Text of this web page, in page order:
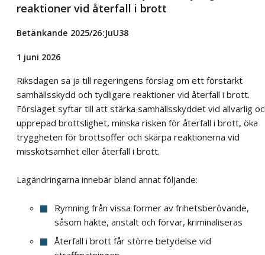
reaktioner vid återfall i brott
Betänkande 2025/26:JuU38
1 juni 2026
Riksdagen sa ja till regeringens förslag om ett förstärkt
samhällsskydd och tydligare reaktioner vid återfall i brott.
Förslaget syftar till att stärka samhällsskyddet vid allvarlig
upprepad brottslighet, minska risken för återfall i brott, öka
tryggheten för brottsoffer och skärpa reaktionerna vid
misskötsamhet eller återfall i brott.
Lagändringarna innebär bland annat följande:
Rymning från vissa former av frihetsberövande,
såsom häkte, anstalt och förvar, kriminaliseras
Återfall i brott får större betydelse vid